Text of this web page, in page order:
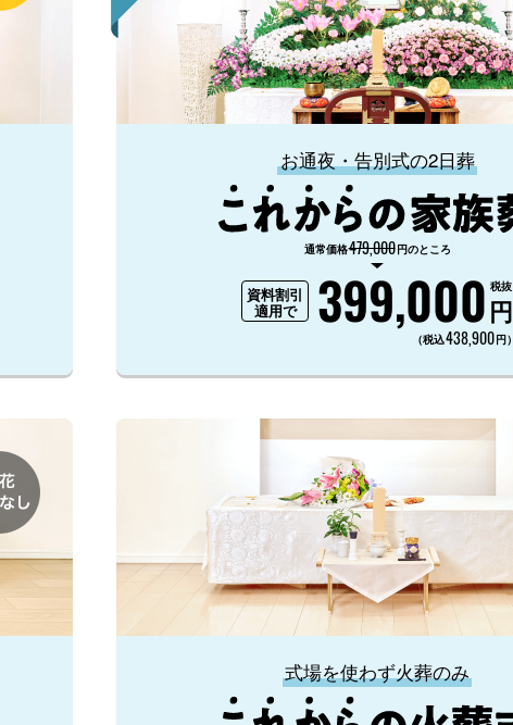
お通夜・告別式の2日葬
通常価格479,000円のところ
資料割引
適用で 399,000円
税抜
（税込438,900円）
式場を使わず火葬のみ